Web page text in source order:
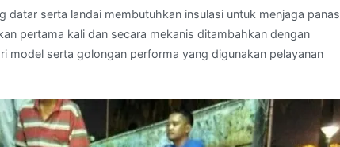
datar serta landai membutuhkan insulasi untuk menjaga panas
pertama kali dan secara mekanis ditambahkan dengan
model serta golongan performa yang digunakan pelayanan